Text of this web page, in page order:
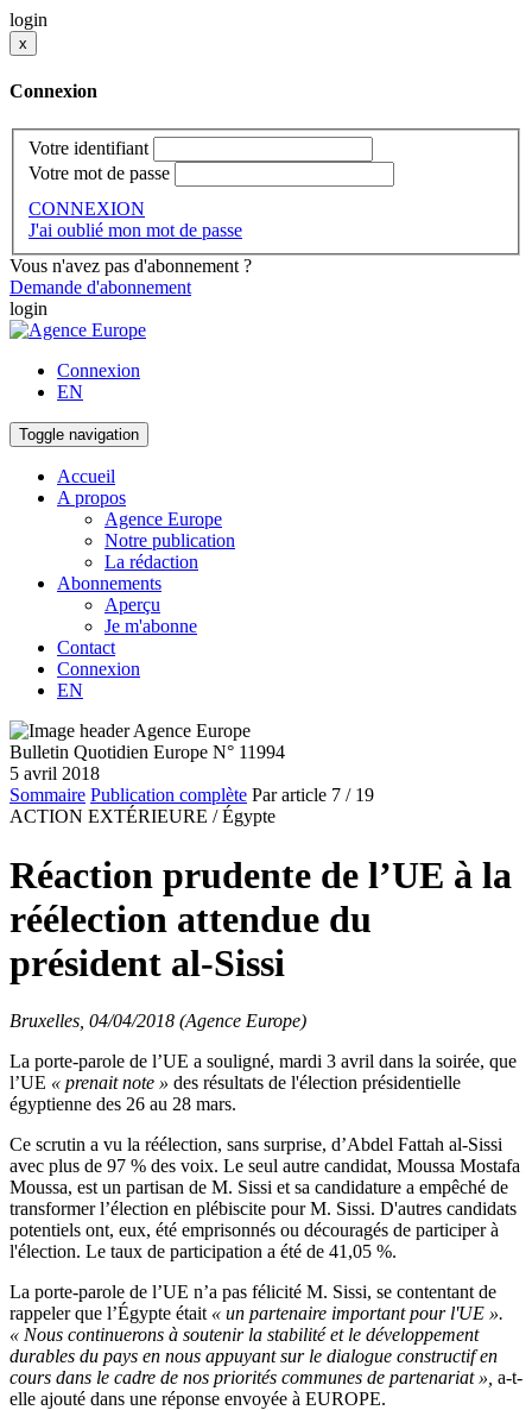
login
x
Connexion
Votre identifiant
Votre mot de passe
CONNEXION
J'ai oublié mon mot de passe
Vous n'avez pas d'abonnement ?
Demande d'abonnement
login
Connexion
EN
Toggle navigation
Accueil
A propos
Agence Europe
Notre publication
La rédaction
Abonnements
Aperçu
Je m'abonne
Contact
Connexion
EN
Bulletin Quotidien Europe N° 11994
5 avril 2018
Sommaire Publication complète Par article 7 / 19
ACTION EXTÉRIEURE / Égypte
Réaction prudente de l’UE à la
réélection attendue du
président al-Sissi
Bruxelles, 04/04/2018 (Agence Europe)
La porte-parole de l’UE a souligné, mardi 3 avril dans la soirée, que
l’UE « prenait note » des résultats de l'élection présidentielle
égyptienne des 26 au 28 mars.
Ce scrutin a vu la réélection, sans surprise, d’Abdel Fattah al-Sissi
avec plus de 97 % des voix. Le seul autre candidat, Moussa Mostafa
Moussa, est un partisan de M. Sissi et sa candidature a empêché de
transformer l’élection en plébiscite pour M. Sissi. D'autres candidats
potentiels ont, eux, été emprisonnés ou découragés de participer à
l'élection. Le taux de participation a été de 41,05 %.
La porte-parole de l’UE n’a pas félicité M. Sissi, se contentant de
rappeler que l’Égypte était « un partenaire important pour l'UE ».
« Nous continuerons à soutenir la stabilité et le développement
durables du pays en nous appuyant sur le dialogue constructif en
cours dans le cadre de nos priorités communes de partenariat », a-t-
elle ajouté dans une réponse envoyée à EUROPE.